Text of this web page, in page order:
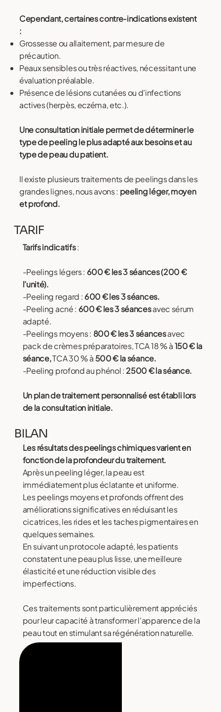
BILAN
Les résultats des peelings chimiques varient en
fonction de la profondeur du traitement.
Après un peeling léger, la peau est
immédiatement plus éclatante et uniforme.
Les peelings moyens et profonds offrent des
améliorations significatives en réduisant les
cicatrices, les rides et les taches pigmentaires en
quelques semaines.
En suivant un protocole adapté, les patients
constatent une peau plus lisse, une meilleure
élasticité et une réduction visible des
imperfections.
Ces traitements sont particulièrement appréciés
pour leur capacité à transformer l’apparence de la
peau tout en stimulant sa régénération naturelle.
TARIF
Tarifs indicatifs:
-Peelings légers : 600 € les 3 séances (200 €
l’unité).
-Peeling regard : 600 € les 3 séances.
-Peeling acné : 600 € les 3 séancesavec sérum
adapté.
-Peelings moyens : 800 € les 3 séancesavec
pack de crèmes préparatoires, TCA 18 % à150 € la
séance,TCA 30 % à 500 € la séance.
-Peeling profond au phénol : 2500 € la séance.
Un plan de traitement personnalisé est établi lors
de la consultation initiale.
Cependant, certaines contre-indications existent
:
Grossesse ou allaitement, par mesure de
précaution.
Peaux sensibles ou très réactives, nécessitant une
évaluation préalable.
Présence de lésions cutanées ou d’infections
actives (herpès, eczéma, etc.).
Une consultation initiale permet de déterminer le
type de peeling le plus adapté aux besoins et au
type de peau du patient.
Il existe plusieurs traitements de peelings dans les
grandes lignes, nous avons : peeling léger, moyen
et profond.